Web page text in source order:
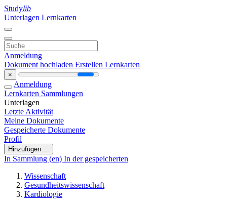
Studylib
Unterlagen Lernkarten
Anmeldung
Dokument hochladen Erstellen Lernkarten
×
Anmeldung
Lernkarten Sammlungen
Unterlagen
Letzte Aktivität
Meine Dokumente
Gespeicherte Dokumente
Profil
Hinzufügen ...
In Sammlung (en) In der gespeicherten
Wissenschaft
Gesundheitswissenschaft
Kardiologie